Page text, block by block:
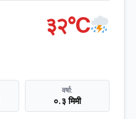
३२°C
वर्षा:
०.३ मिमी